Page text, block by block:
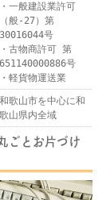
・一般建設業許可
（般-27）第
30016044号
・古物商許可 第
651140000886号
・軽貨物運送業
和歌山市を中心に和
歌山県内全域
ごとお片づけ